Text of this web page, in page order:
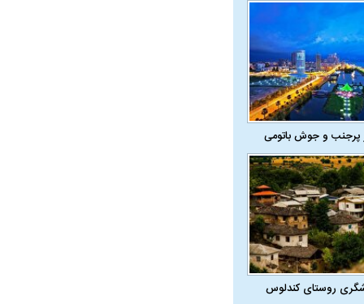
و جوش باتومی
روستای کندلوس
نگرانی من،
مردم است